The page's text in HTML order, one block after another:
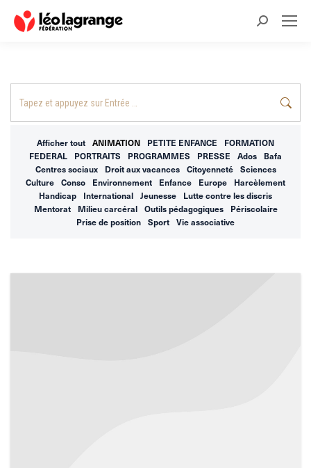
Recherche
Afficher tout ANIMATION PETITE ENFANCE
FORMATION
FEDERAL
PORTRAITS PROGRAMMES PRESSE Ados
Bafa
Centres sociaux
Droit aux vacances Citoyenneté
Sciences
Culture
Conso Environnement Enfance Europe
Harcèlement
Handicap
International Jeunesse
Lutte contre les discris
Mentorat
Milieu carcéral Outils pédagogiques
Périscolaire
Prise de position
Sport Vie associative